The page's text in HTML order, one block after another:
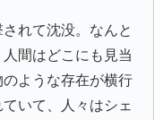
れて沈没。なんと
間はどこにも見当
ような存在が横行
いて、人々はシェ